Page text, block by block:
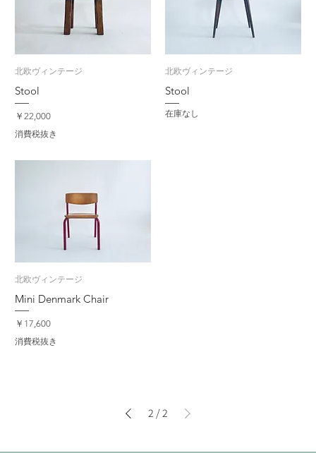
北欧ヴィンテージ
Stool
価格
￥22,000
消費税抜き
北欧ヴィンテージ
Stool
在庫なし
北欧ヴィンテージ
Mini Denmark Chair
価格
￥17,600
消費税抜き
2/2